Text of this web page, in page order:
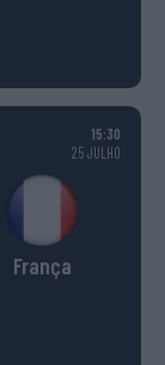
15:30
25 JULHO
França